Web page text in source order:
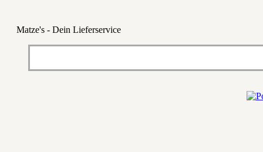
Matze's - Dein Lieferservice